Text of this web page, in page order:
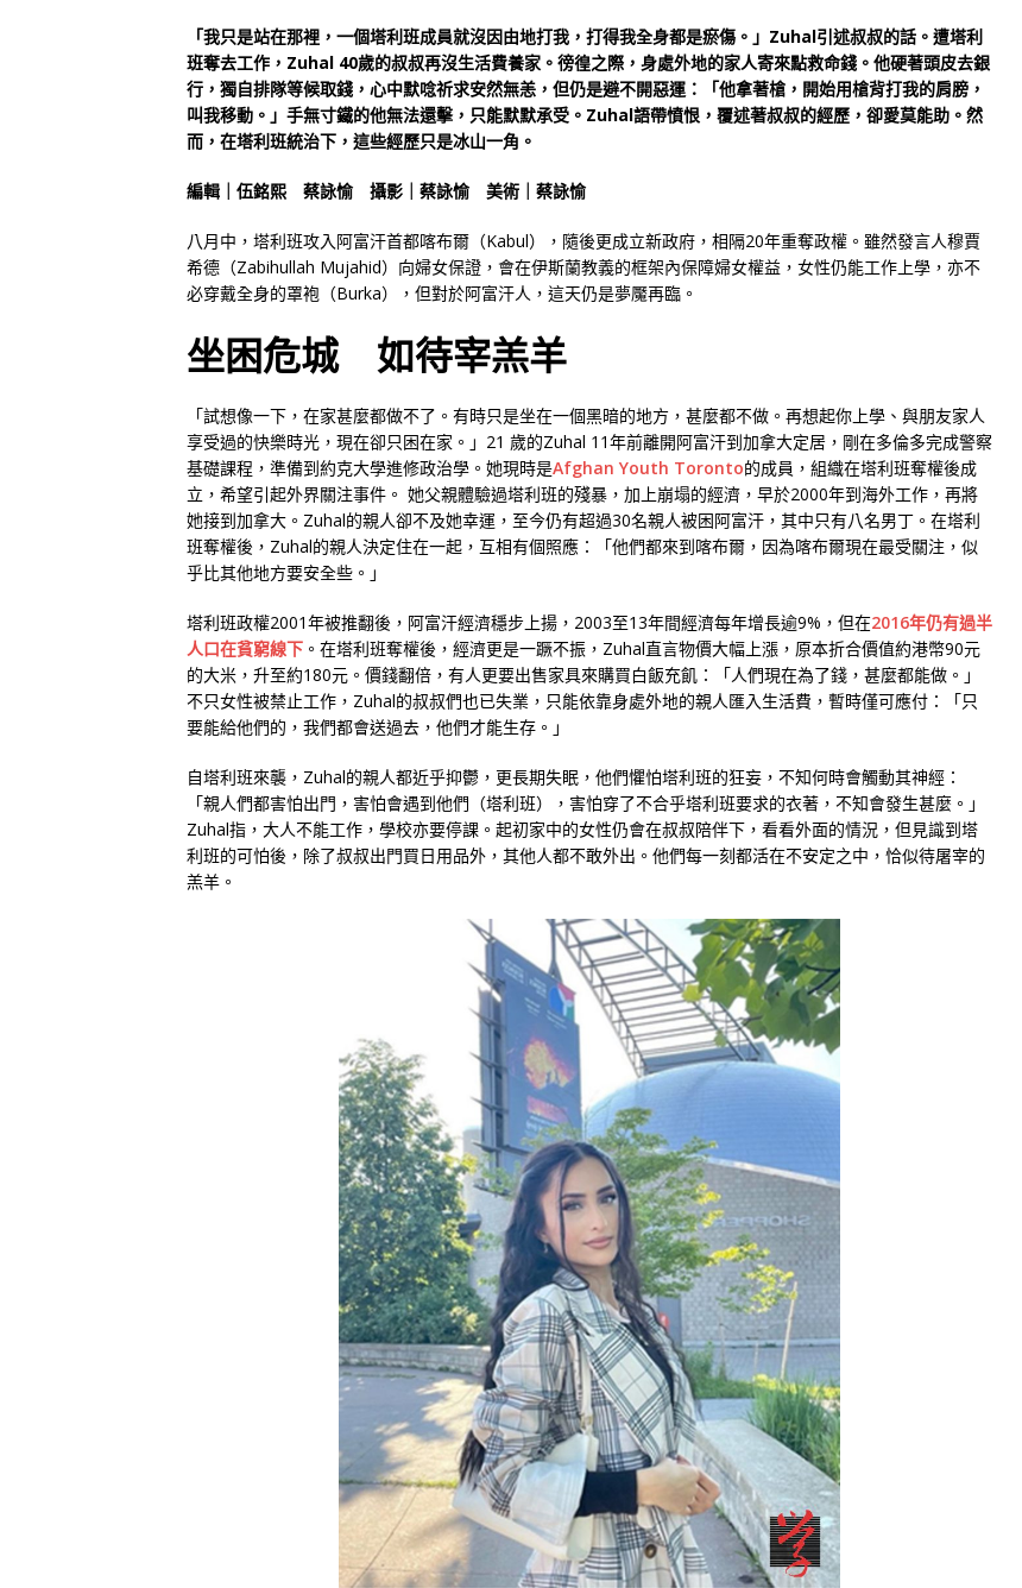
「我只是站在那裡，一個塔利班成員就沒因由地打我，打得我全身都是瘀傷。」Zuhal引述叔叔的話。遭塔利
班奪去工作，Zuhal 40歲的叔叔再沒生活費養家。徬徨之際，身處外地的家人寄來點救命錢。他硬著頭皮去銀
行，獨自排隊等候取錢，心中默唸祈求安然無恙，但仍是避不開惡運：「他拿著槍，開始用槍背打我的肩膀，
叫我移動。」手無寸鐵的他無法還擊，只能默默承受。Zuhal語帶憤恨，覆述著叔叔的經歷，卻愛莫能助。然
而，在塔利班統治下，這些經歷只是冰山一角。
編輯｜伍銘熙 蔡詠愉 攝影｜蔡詠愉 美術｜蔡詠愉
八月中，塔利班攻入阿富汗首都喀布爾（Kabul），隨後更成立新政府，相隔20年重奪政權。雖然發言人穆賈
希德（Zabihullah Mujahid）向婦女保證，會在伊斯蘭教義的框架內保障婦女權益，女性仍能工作上學，亦不
必穿戴全身的罩袍（Burka），但對於阿富汗人，這天仍是夢魘再臨。
坐困危城 如待宰羔羊
「試想像一下，在家甚麼都做不了。有時只是坐在一個黑暗的地方，甚麼都不做。再想起你上學、與朋友家人
享受過的快樂時光，現在卻只困在家。」21 歲的Zuhal 11年前離開阿富汗到加拿大定居，剛在多倫多完成警察
基礎課程，準備到約克大學進修政治學。她現時是Afghan Youth Toronto的成員，組織在塔利班奪權後成
立，希望引起外界關注事件。 她父親體驗過塔利班的殘暴，加上崩塌的經濟，早於2000年到海外工作，再將
她接到加拿大。Zuhal的親人卻不及她幸運，至今仍有超過30名親人被困阿富汗，其中只有八名男丁。在塔利
班奪權後，Zuhal的親人決定住在一起，互相有個照應：「他們都來到喀布爾，因為喀布爾現在最受關注，似
乎比其他地方要安全些。」
塔利班政權2001年被推翻後，阿富汗經濟穩步上揚，2003至13年間經濟每年增長逾9%，但在2016年仍有過半
人口在貧窮線下 。在塔利班奪權後，經濟更是一蹶不振，Zuhal直言物價大幅上漲，原本折合價值約港幣90元
的大米，升至約180元。價錢翻倍，有人更要出售家具來購買白飯充飢：「人們現在為了錢，甚麼都能做。」
不只女性被禁止工作，Zuhal的叔叔們也已失業，只能依靠身處外地的親人匯入生活費，暫時僅可應付：「只
要能給他們的，我們都會送過去，他們才能生存。」
自塔利班來襲，Zuhal的親人都近乎抑鬱，更長期失眠，他們懼怕塔利班的狂妄，不知何時會觸動其神經：
「親人們都害怕出門，害怕會遇到他們（塔利班），害怕穿了不合乎塔利班要求的衣著，不知會發生甚麼。」
Zuhal指，大人不能工作，學校亦要停課。起初家中的女性仍會在叔叔陪伴下，看看外面的情況，但見識到塔
利班的可怕後，除了叔叔出門買日用品外，其他人都不敢外出。他們每一刻都活在不安定之中，恰似待屠宰的
羔羊。